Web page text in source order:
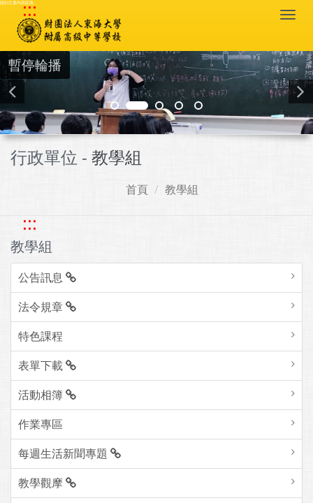
跳到主要內容區塊
:::
暫停輪播
行政單位 - 教學組
首頁 教學組
:::
教學組
公告訊息
法令規章
特色課程
表單下載
活動相簿
作業專區
每週生活新聞專題
教學觀摩